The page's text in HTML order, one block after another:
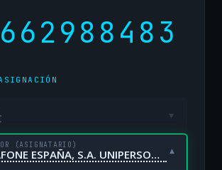
▾
(ASIGNATARIO)
VODAFONE ESPAÑA, S.A. UNIPERSONAL ▾